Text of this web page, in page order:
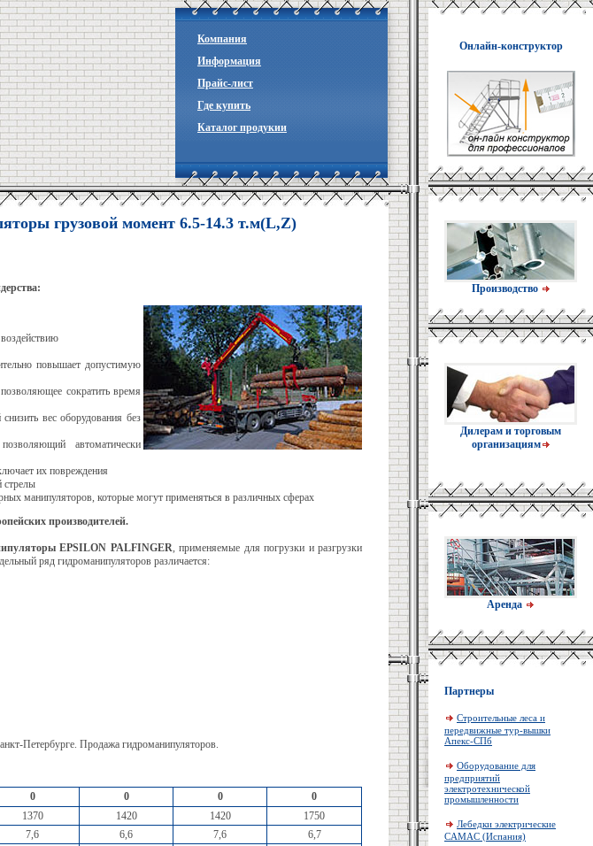
Компания
Информация
Прайc-лист
Где купить
Каталог продукии
грузовой момент 6.5-14.3 т.м(L,Z)
повышает допустимую
сократить время
вес оборудования без
автоматически
их повреждения
стрелы
манипуляторов, которые могут применяться в различных сферах
производителей.
EPSILON PALFINGER, применяемые для погрузки и разгрузки
ряд гидроманипуляторов различается:
Петербурге. Продажа гидроманипуляторов.
0 0 0
0
1370 1420 1420
1750
7,6 6,6 7,6
6,7
Онлайн-конструктор
Производство
Дилерам и торговым
организациям
Аренда
Партнеры
Строительные леса и
передвижные тур-вышки
Апекс-СПб
Оборудование для
предприятий
электротехнической
промышленности
Лебедки электрические
CAMAC (Испания)